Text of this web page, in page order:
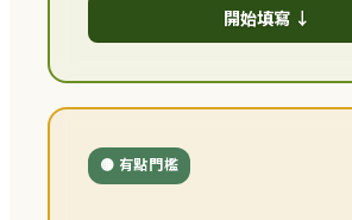
開始填寫 ↓
🟡 有點門檻